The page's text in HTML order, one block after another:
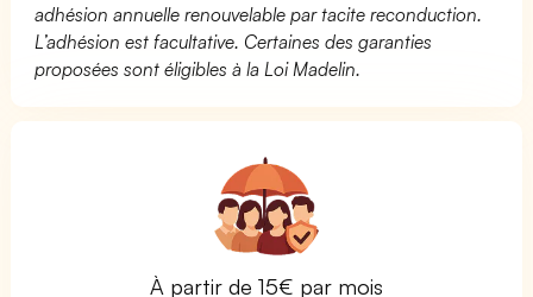
adhésion annuelle renouvelable par tacite reconduction.
L’adhésion est facultative. Certaines des garanties
proposées sont éligibles à la Loi Madelin.
À partir de 15€ par mois